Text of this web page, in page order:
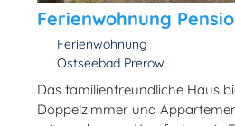
Ferienwohnung
Ferienwohnung
Ostseebad Prerow
Das familienfreundliche Haus
Doppelzimmer und